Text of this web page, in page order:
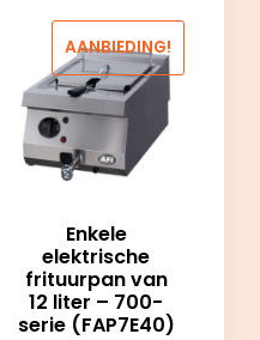
AANBIEDING!
Enkele
elektrische
frituurpan van
12 liter – 700-
serie (FAP7E40)